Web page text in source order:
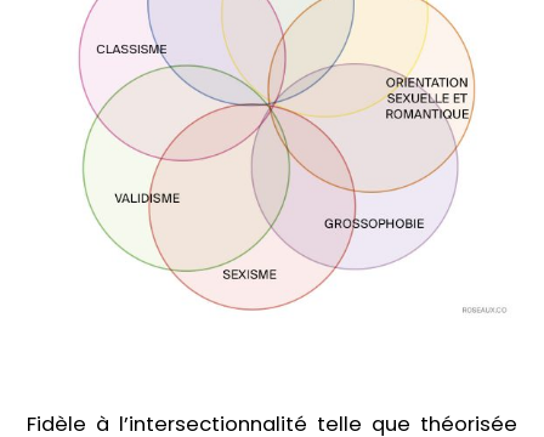
Fidèle à l’intersectionnalité telle que théorisée